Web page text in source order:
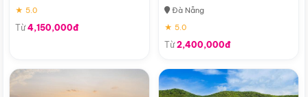
★ 5.0
Từ4,150,000đ
Đà Nẵng
★ 5.0
Từ2,400,000đ